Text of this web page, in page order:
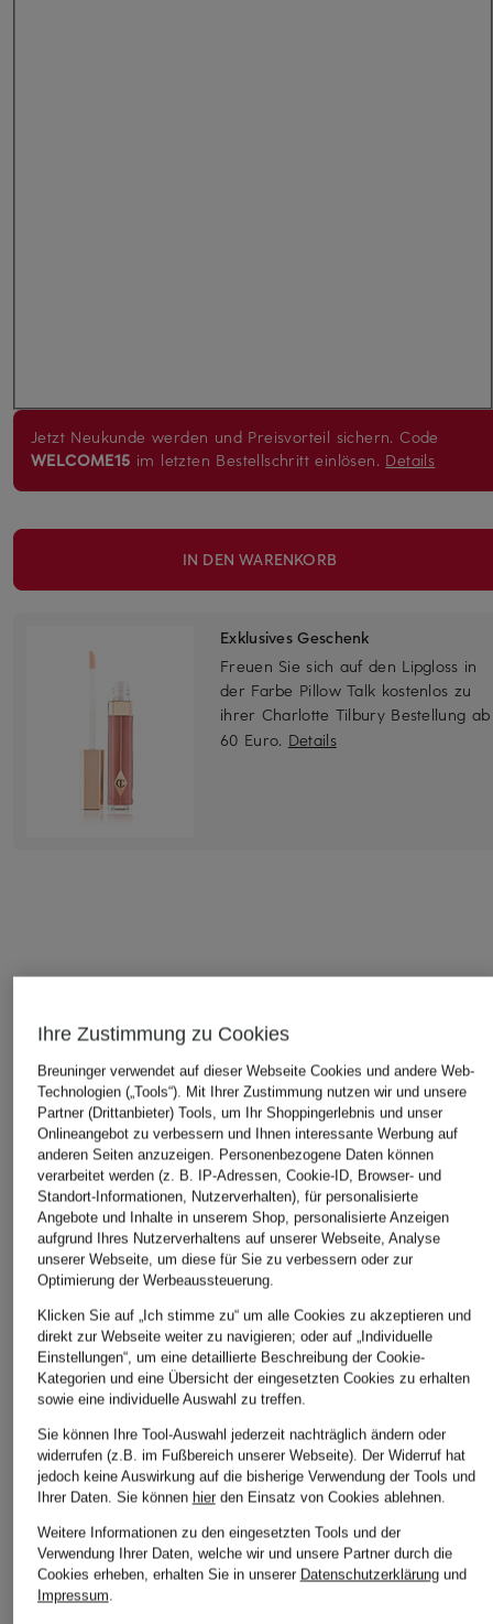
Jetzt Neukunde werden und Preisvorteil sichern. Code
WELCOME15 im letzten Bestellschritt einlösen. Details
IN DEN WARENKORB
Exklusives Geschenk
Freuen Sie sich auf den Lipgloss in
der Farbe Pillow Talk kostenlos zu
ihrer Charlotte Tilbury Bestellung ab
60 Euro. Details
Charlotte Tilbury
HOLLYWOOD
FLAWLESS FILTER
Foundation
(1.800,00 € / 1 l)
Charlotte Tilbury
AIRBRUSH FLAWLESS
FOUNDATION
Foundation
(1.800,00 € / 1 l)
Charlotte
AIRBRUSH
Setting
LASSEN SIE SICH VON DER AUSWAHL ANDERER
KUNDEN INSPIRIEREN
Ihre Zustimmung zu Cookies
Breuninger verwendet auf dieser Webseite Cookies und andere Web-
Technologien („Tools“). Mit Ihrer Zustimmung nutzen wir und unsere
Partner (Drittanbieter) Tools, um Ihr Shoppingerlebnis und unser
Onlineangebot zu verbessern und Ihnen interessante Werbung auf
anderen Seiten anzuzeigen. Personenbezogene Daten können
verarbeitet werden (z. B. IP-Adressen, Cookie-ID, Browser- und
Standort-Informationen, Nutzerverhalten), für personalisierte
Angebote und Inhalte in unserem Shop, personalisierte Anzeigen
aufgrund Ihres Nutzerverhaltens auf unserer Webseite, Analyse
unserer Webseite, um diese für Sie zu verbessern oder zur
Optimierung der Werbeaussteuerung.
Klicken Sie auf „Ich stimme zu“ um alle Cookies zu akzeptieren und
direkt zur Webseite weiter zu navigieren; oder auf „Individuelle
Einstellungen“, um eine detaillierte Beschreibung der Cookie-
Kategorien und eine Übersicht der eingesetzten Cookies zu erhalten
sowie eine individuelle Auswahl zu treffen.
Sie können Ihre Tool-Auswahl jederzeit nachträglich ändern oder
widerrufen (z.B. im Fußbereich unserer Webseite). Der Widerruf hat
jedoch keine Auswirkung auf die bisherige Verwendung der Tools und
Ihrer Daten. Sie können hierden Einsatz von Cookies ablehnen.
Weitere Informationen zu den eingesetzten Tools und der
Verwendung Ihrer Daten, welche wir und unsere Partner durch die
Cookies erheben, erhalten Sie in unserer Datenschutzerklärungund
Impressum.